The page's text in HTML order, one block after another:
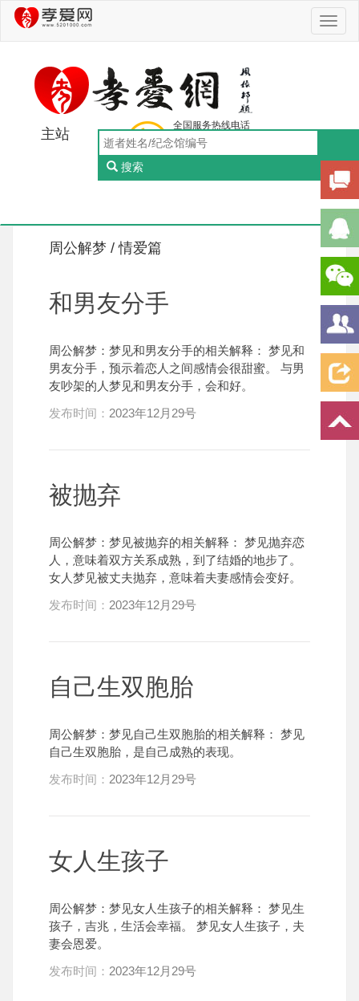
主站
搜索
全国服务热线电话
0756-5505888
工作日：9:00-18:00（周一至周五）
周公解梦 /情爱篇
和男友分手
周公解梦：梦见和男友分手的相关解释： 梦见和
男友分手，预示着恋人之间感情会很甜蜜。 与男
友吵架的人梦见和男友分手，会和好。
发布时间： 2023年12月29号
被抛弃
周公解梦：梦见被抛弃的相关解释： 梦见抛弃恋
人，意味着双方关系成熟，到了结婚的地步了。
女人梦见被丈夫抛弃，意味着夫妻感情会变好。
发布时间： 2023年12月29号
自己生双胞胎
周公解梦：梦见自己生双胞胎的相关解释： 梦见
自己生双胞胎，是自己成熟的表现。
发布时间： 2023年12月29号
女人生孩子
周公解梦：梦见女人生孩子的相关解释： 梦见生
孩子，吉兆，生活会幸福。 梦见女人生孩子，夫
妻会恩爱。
发布时间： 2023年12月29号